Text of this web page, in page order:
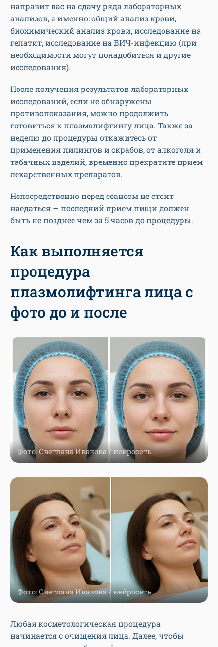
направит вас на сдачу ряда лабораторных
анализов, а именно: общий анализ крови,
биохимический анализ крови, исследование на
гепатит, исследование на ВИЧ-инфекцию (при
необходимости могут понадобиться и другие
исследования).
После получения результатов лабораторных
исследований, если не обнаружены
противопоказания, можно продолжить
готовиться к плазмолифтингу лица. Также за
неделю до процедуры откажитесь от
применения пилингов и скрабов, от алкоголя и
табачных изделий, временно прекратите прием
лекарственных препаратов.
Непосредственно перед сеансом не стоит
наедаться — последний прием пищи должен
быть не позднее чем за 5 часов до процедуры.
Как выполняется
процедура
плазмолифтинга лица с
фото до и после
Фото: Светлана Иванова / нейросеть
Фото: Светлана Иванова / нейросеть
Любая косметологическая процедура
начинается с очищения лица. Далее, чтобы